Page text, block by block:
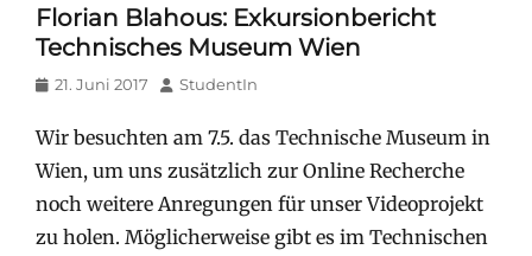
Florian Blahous: Exkursionbericht
Technisches Museum Wien
Posted
21. Juni 2017 Author
StudentIn
Wir besuchten am 7.5. das Technische Museum in
Wien, um uns zusätzlich zur Online Recherche
noch weitere Anregungen für unser Videoprojekt
zu holen. Möglicherweise gibt es im Technischen